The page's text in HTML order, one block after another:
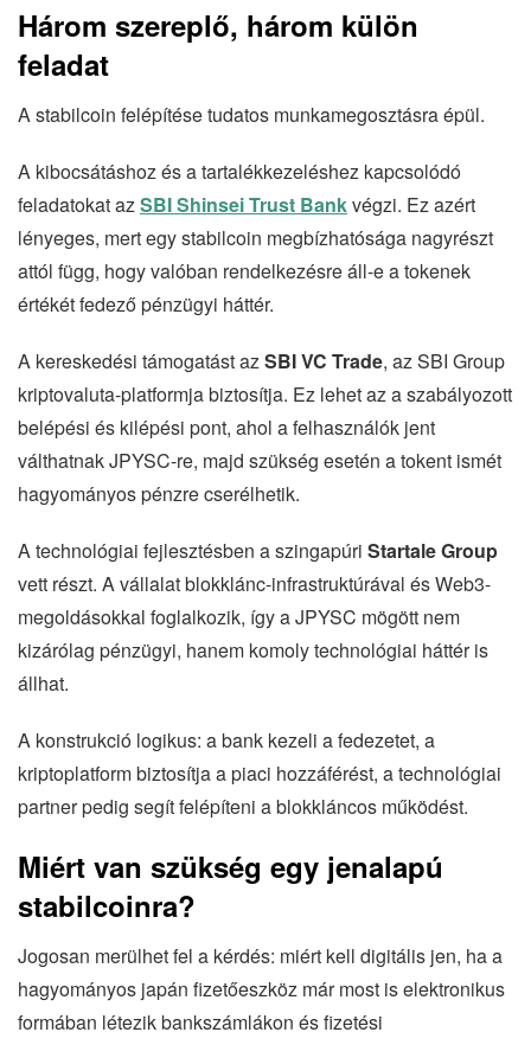
Három szereplő, három külön
feladat
A stabilcoin felépítése tudatos munkamegosztásra épül.
A kibocsátáshoz és a tartalékkezeléshez kapcsolódó
feladatokat azSBI Shinsei Trust Bankvégzi. Ez azért
lényeges, mert egy stabilcoin megbízhatósága nagyrészt
attól függ, hogy valóban rendelkezésre áll-e a tokenek
értékét fedező pénzügyi háttér.
A kereskedési támogatást azSBI VC Trade, az SBI Group
kriptovaluta-platformja biztosítja. Ez lehet az a szabályozott
belépési és kilépési pont, ahol a felhasználók jent
válthatnak JPYSC-re, majd szükség esetén a tokent ismét
hagyományos pénzre cserélhetik.
A technológiai fejlesztésben a szingapúri Startale Group
vett részt. A vállalat blokklánc-infrastruktúrával és Web3-
megoldásokkal foglalkozik, így a JPYSC mögött nem
kizárólag pénzügyi, hanem komoly technológiai háttér is
állhat.
A konstrukció logikus: a bank kezeli a fedezetet, a
kriptoplatform biztosítja a piaci hozzáférést, a technológiai
partner pedig segít felépíteni a blokkláncos működést.
Miért van szükség egy jenalapú
stabilcoinra?
Jogosan merülhet fel a kérdés: miért kell digitális jen, ha a
hagyományos japán fizetőeszköz már most is elektronikus
formában létezik bankszámlákon és fizetési